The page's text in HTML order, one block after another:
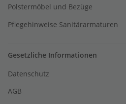
Polstermöbel und Bezüge
Pflegehinweise Sanitärarmaturen
Gesetzliche Informationen
Datenschutz
AGB